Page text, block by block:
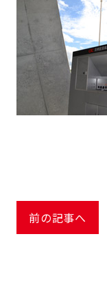
前の記事へ